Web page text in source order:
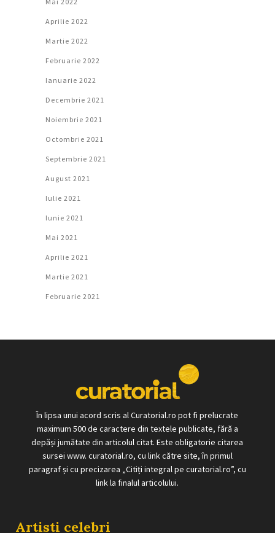
Aprilie 2022
Martie 2022
Februarie 2022
Ianuarie 2022
Decembrie 2021
Noiembrie 2021
Octombrie 2021
Septembrie 2021
August 2021
Iulie 2021
Iunie 2021
Mai 2021
Aprilie 2021
Martie 2021
Februarie 2021
În lipsa unui acord scris al Curatorial.ro pot fi prelucrate
maximum 500 de caractere din textele publicate, fără a
depăși jumătate din articolul citat. Este obligatorie citarea
sursei www. curatorial.ro, cu link către site, în primul
paragraf și cu precizarea „Citiți integral pe curatorial.ro”, cu
link la finalul articolului.
Artisti celebri